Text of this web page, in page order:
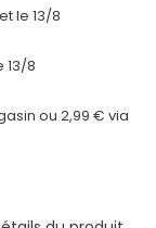
le 13/8
13/8
ou 2,99 € via